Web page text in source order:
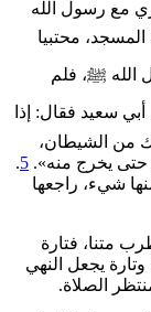
مع رسول الله
محتبيا
الله ﷺ، فلم
سعيد فقال: إذا
من الشيطان،
حتى يخرج منه». 5
.
شيء، راجعها
متنا، فتارة
يجعل النهي
الصلاة.